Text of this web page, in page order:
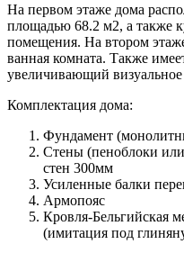
На первом этаже дома
площадью 68.2 м2, а также
помещения. На втором
ванная комната. Также
увеличивающий визуальное
Комплектация дома:
Фундамент
Стены (пеноблоки
стен 300мм
Усиленные балки
Армопояс
Кровля-Бельгийская
(имитация под